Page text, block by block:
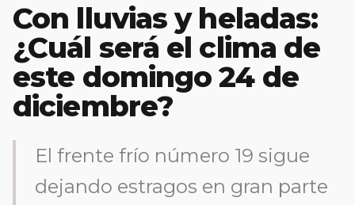
Con lluvias y heladas:
¿Cuál será el clima de
este domingo 24 de
diciembre?
El frente frío número 19 sigue
dejando estragos en gran parte